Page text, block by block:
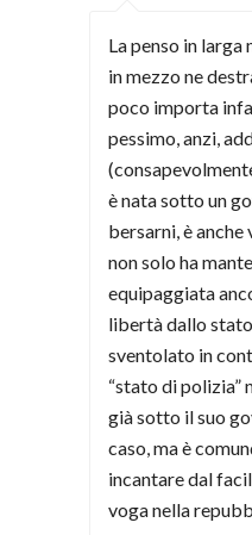
La penso in larga
in mezzo ne
poco importa
pessimo, anzi,
è nata sotto un
bersarni, è
non solo ha
equipaggiata
libertà dallo
sventolato in
“stato di polizia”
già sotto il suo
caso, ma è
incantare dal
voga nella